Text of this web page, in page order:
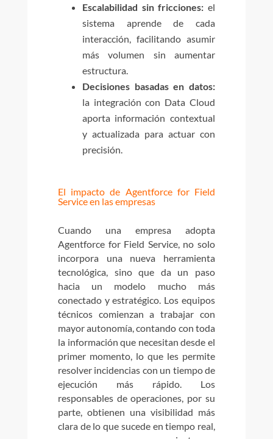
Escalabilidad sin fricciones: el
sistema aprende de cada
interacción, facilitando asumir
más volumen sin aumentar
estructura.
Decisiones basadas en datos:
la integración con Data Cloud
aporta información contextual
y actualizada para actuar con
precisión.
El impacto de Agentforce for Field
Service en las empresas
Cuando una empresa adopta
Agentforce for Field Service, no solo
incorpora una nueva herramienta
tecnológica, sino que da un paso
hacia un modelo mucho más
conectado y estratégico. Los equipos
técnicos comienzan a trabajar con
mayor autonomía, contando con toda
la información que necesitan desde el
primer momento, lo que les permite
resolver incidencias con un tiempo de
ejecución más rápido. Los
responsables de operaciones, por su
parte, obtienen una visibilidad más
clara de lo que sucede en tiempo real,